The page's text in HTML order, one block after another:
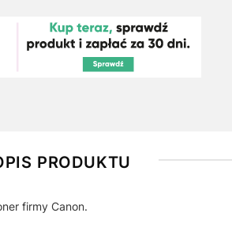
PRODUKTU
firmy Canon.